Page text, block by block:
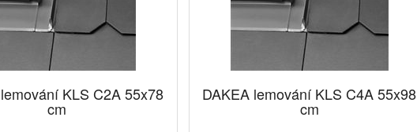
KLS C2A 55x78
cm
DAKEA lemování KLS C4A 55x98
cm